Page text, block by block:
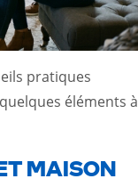
pratiques
éléments à
MAISON